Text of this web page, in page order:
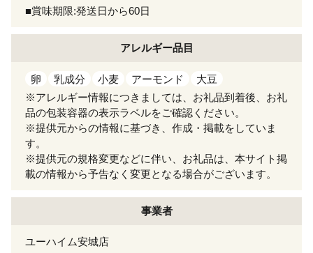
■賞味期限:発送日から60日
アレルギー品目
卵 乳成分 小麦 アーモンド
大豆
※アレルギー情報につきましては、お礼品到着後、お礼
品の包装容器の表示ラベルをご確認ください。
※提供元からの情報に基づき、作成・掲載をしていま
す。
※提供元の規格変更などに伴い、お礼品は、本サイト掲
載の情報から予告なく変更となる場合がございます。
事業者
ユーハイム安城店